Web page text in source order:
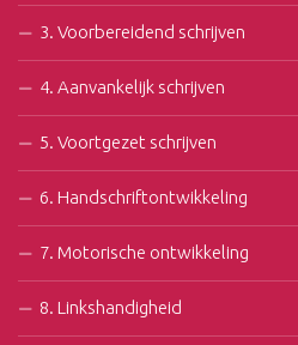
3. Voorbereidend schrijven
4. Aanvankelijk schrijven
5. Voortgezet schrijven
6. Handschriftontwikkeling
7. Motorische ontwikkeling
8. Linkshandigheid